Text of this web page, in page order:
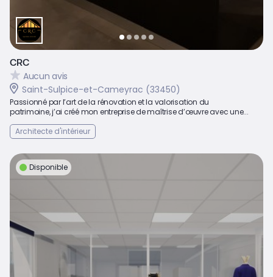
CRC
Aucun avis
Saint-Sulpice-et-Cameyrac (33450)
Passionné par l’art de la rénovation et la valorisation du
patrimoine, j’ai créé mon entreprise de maîtrise d’œuvre avec une...
Architecte d'intérieur
Disponible